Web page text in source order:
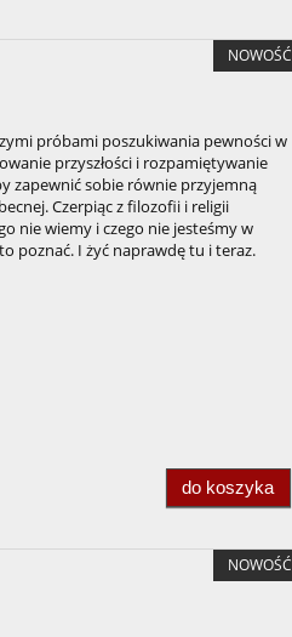
próbami poszukiwania pewności w
przyszłości i rozpamiętywanie
zapewnić sobie równie przyjemną
Czerpiąc z filozofii i religii
nie wiemy i czego nie jesteśmy w
poznać. I żyć naprawdę tu i teraz.
do koszyka
NOWOŚĆ
NOWOŚĆ